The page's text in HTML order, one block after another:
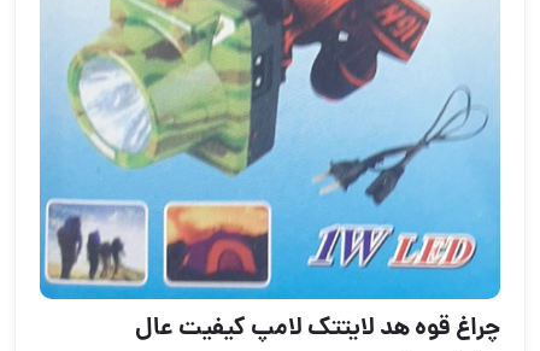
چراغ قوه هد لایتتک لامپ کیفیت عال